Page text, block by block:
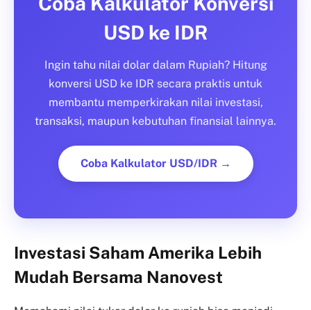
USD ke IDR
Ingin tahu nilai dolar dalam Rupiah? Hitung
konversi USD ke IDR secara praktis untuk
membantu memperkirakan nilai investasi,
transaksi, maupun kebutuhan finansial lainnya.
Coba Kalkulator USD/IDR →
Investasi Saham Amerika Lebih
Mudah Bersama Nanovest